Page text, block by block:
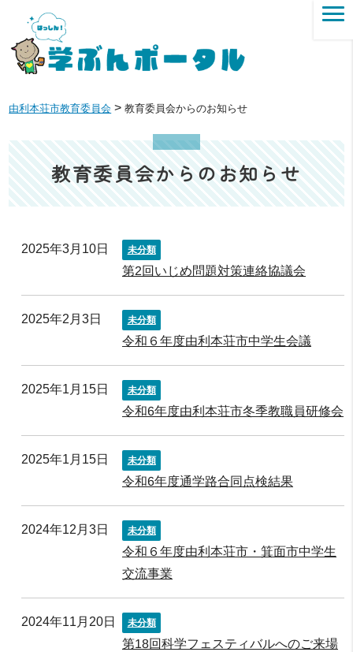
由利本荘市教育委員会 >教育委員会からのお知らせ
教育委員会からのお知らせ
2025年3月10日 未分類
第2回いじめ問題対策連絡協議会
2025年2月3日 未分類
令和６年度由利本荘市中学生会議
2025年1月15日 未分類
令和6年度由利本荘市冬季教職員研修会
2025年1月15日 未分類
令和6年度通学路合同点検結果
2024年12月3日 未分類
令和６年度由利本荘市・箕面市中学生
交流事業
2024年11月20日 未分類
第18回科学フェスティバルへのご来場